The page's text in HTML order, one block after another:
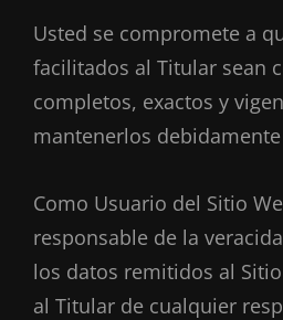
Usted se compromete a
facilitados al Titular sean
completos, exactos y
mantenerlos
Como Usuario del Sitio
responsable de la
los datos remitidos al
al Titular de cualquier